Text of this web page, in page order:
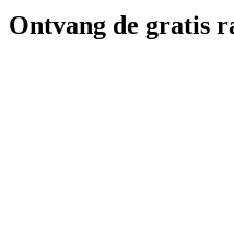
Ontvang de gratis